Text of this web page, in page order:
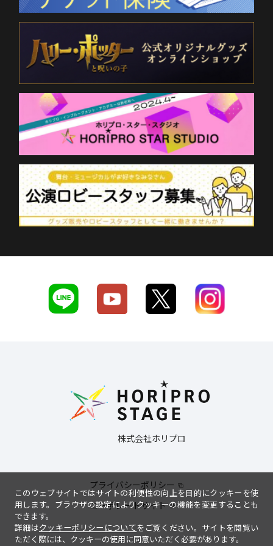
株式会社ホリプロ
プライバシーポリシー
コーポレートサイト
このウェブサイトではサイトの利便性の向上を目的にクッキーを使
用します。ブラウザの設定によりクッキーの機能を変更することも
できます。
詳細はクッキーポリシーについてをご覧ください。サイトを閲覧い
ただく際には、クッキーの使用に同意いただく必要があります。